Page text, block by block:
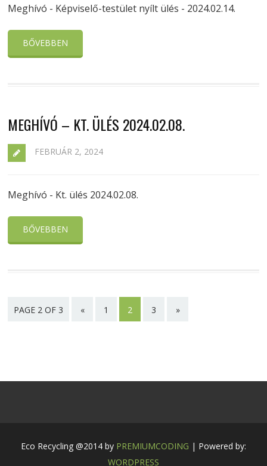
Meghívó - Képviselő-testület nyílt ülés - 2024.02.14.
BŐVEBBEN
MEGHÍVÓ – KT. ÜLÉS 2024.02.08.
FEBRUÁR 2, 2024
Meghívó - Kt. ülés 2024.02.08.
BŐVEBBEN
PAGE 2 OF 3 « 1 2 3 »
Eco Recycling @2014 by PREMIUMCODING | Powered by:
WORDPRESS